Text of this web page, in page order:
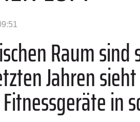
Raum
Jahren
in